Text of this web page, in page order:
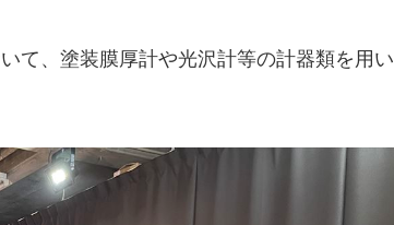
て、塗装膜厚計や光沢計等の計器類を用い